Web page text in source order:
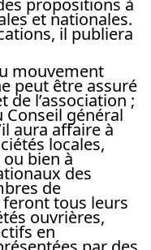
propositions à
et nationales.
il publiera
mouvement
peut être assuré
de l’association ;
Conseil général
aura affaire à
locales,
bien à
des
de
feront tous leurs
ouvrières,
en